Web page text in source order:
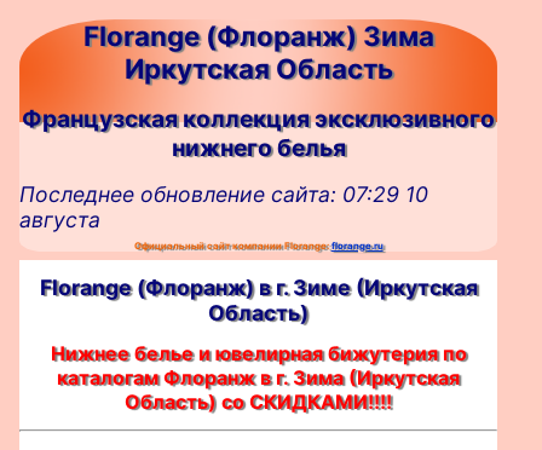
Florange (Флоранж) Зима
Иркутская Область
Французская коллекция эксклюзивного
нижнего белья
Последнее обновление сайта: 07:29 10
августа
Официальный сайт компании Florange:florange.ru
Florange (Флоранж) в г. Зиме (Иркутская
Область)
Нижнее белье и ювелирная бижутерия по
каталогам Флоранж в г. Зима (Иркутская
Область) со СКИДКАМИ!!!!